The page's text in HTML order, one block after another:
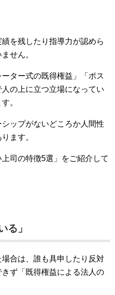
を残したり指導力が認めら
せん。
ター式の既得権益」「ポス
の上に立つ立場になってい
。
ップがないどころか人間性
ます。
司の特徴5選」をご紹介して
る」
合は、誰も具申したり反対
ず「既得権益による法人の